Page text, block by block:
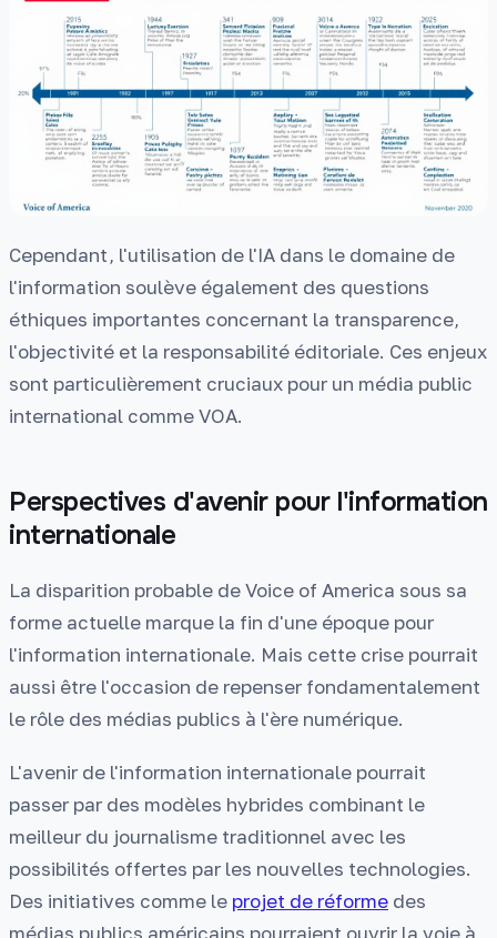
Cependant, l'utilisation de l'IA dans le domaine de
l'information soulève également des questions
éthiques importantes concernant la transparence,
l'objectivité et la responsabilité éditoriale. Ces enjeux
sont particulièrement cruciaux pour un média public
international comme VOA.
Perspectives d'avenir pour l'information
internationale
La disparition probable de Voice of America sous sa
forme actuelle marque la fin d'une époque pour
l'information internationale. Mais cette crise pourrait
aussi être l'occasion de repenser fondamentalement
le rôle des médias publics à l'ère numérique.
L'avenir de l'information internationale pourrait
passer par des modèles hybrides combinant le
meilleur du journalisme traditionnel avec les
possibilités offertes par les nouvelles technologies.
Des initiatives comme le projet de réforme des